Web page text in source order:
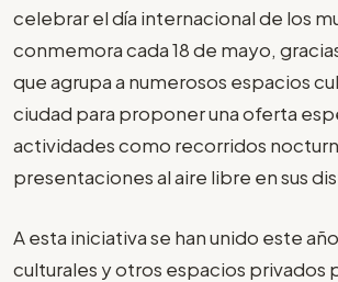
celebrar el día internacional de los
conmemora cada 18 de mayo,
que agrupa a numerosos espacios
ciudad para proponer una oferta
actividades como recorridos
presentaciones al aire libre en sus
A esta iniciativa se han unido este
culturales y otros espacios privados